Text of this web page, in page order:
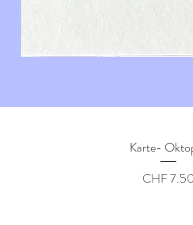
Karte-
Preis
CHF 7.50